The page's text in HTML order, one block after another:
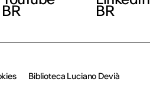
BR BR
Biblioteca Luciano Devià